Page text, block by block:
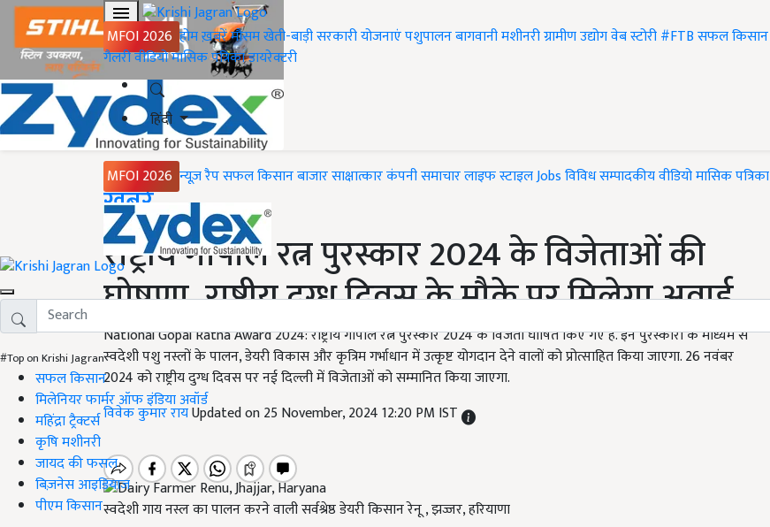
MFOI 2026 होमख़बरेंमौसमखेती-बाड़ीसरकारी योजनाएंपशुपालनबागवानीमशीनरीग्रामीण उद्योगवेब स्टोरी#FTBसफल किसान
गैलरीवीडियोमासिक पत्रिकाडायरेक्टरी
हिंदी
MFOI 2026 न्यूज़ रैपसफल किसानबाजारसाक्षात्कारकंपनी समाचारलाइफ स्टाइलJobsविविधसम्पादकीयवीडियोमासिक पत्रिका
#Top on Krishi Jagran
सफल किसान
मिलेनियर फार्मर ऑफ इंडिया अवॉर्ड
महिंद्रा ट्रैक्टर्स
कृषि मशीनरी
जायद की फसल
बिज़नेस आइडियाज
पीएम किसान
Home
ख़बरें
राष्ट्रीय गोपाल रत्न पुरस्कार 2024 के विजेताओं की
घोषणा, राष्ट्रीय दुग्ध दिवस के मौके पर मिलेगा अवार्ड
National Gopal Ratna Award 2024: राष्ट्रीय गोपाल रत्न पुरस्कार 2024 के विजेता घोषित किए गए हैं. इन पुरस्कारों के माध्यम से
स्वदेशी पशु नस्लों के पालन, डेयरी विकास और कृत्रिम गर्भाधान में उत्कृष्ट योगदान देने वालों को प्रोत्साहित किया जाएगा. 26 नवंबर
2024 को राष्ट्रीय दुग्ध दिवस पर नई दिल्ली में विजेताओं को सम्मानित किया जाएगा.
विवेक कुमार रायUpdated on 25 November, 2024 12:20 PM IST
स्वदेशी गाय नस्ल का पालन करने वाली सर्वश्रेष्ठ डेयरी किसान रेनू , झज्जर, हरियाणा